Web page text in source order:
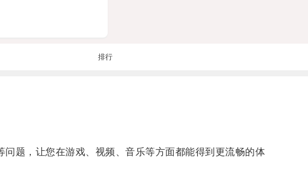
排行
题，让您在游戏、视频、音乐等方面都能得到更流畅的体